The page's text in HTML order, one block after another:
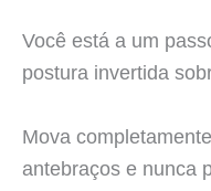
Você está a um
postura invertida
Mova
antebraços e nunca